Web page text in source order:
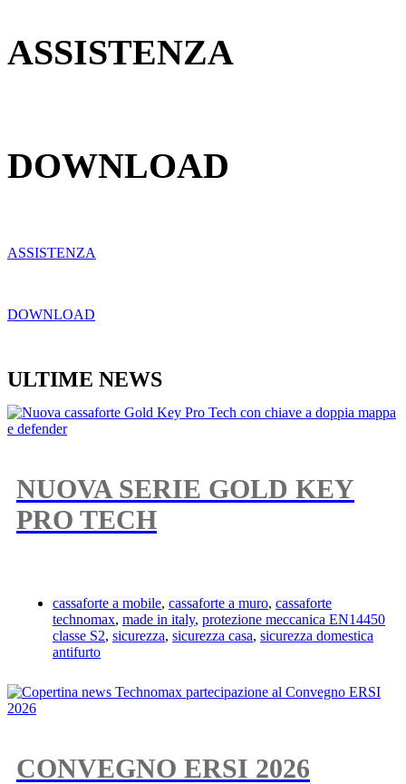
ASSISTENZA
DOWNLOAD
ASSISTENZA
DOWNLOAD
ULTIME NEWS
NUOVA SERIE GOLD KEY
PRO TECH
cassaforte a mobile, cassaforte a muro, cassaforte
technomax, made in italy, protezione meccanica EN14450
classe S2, sicurezza, sicurezza casa, sicurezza domestica
antifurto
CONVEGNO ERSI 2026